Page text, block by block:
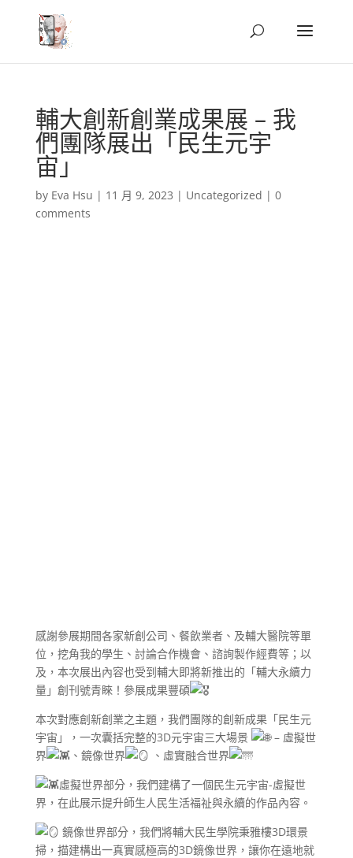
輔大創新創業成果展 – 我
們團隊展出「民生元宇
宙」
by Eva Hsu | 11 月 9, 2023 | Uncategorized | 0
comments
感謝參展期間各家新創公司、餐飲業者、及輔大醫院等單
位，挖角我的學生、討論合作機會、諮詢製作經費等；以
及，本次展出內容也受到輔大即將新推出的「輔大永續力
量」創刊號青睞！參展成果豐碩
本次對應創新創業之主題，我們團隊的創新成果「民生元
宇宙」，一次囊括完整的3D元宇宙三大場景
– 虛擬世
界
、鏡像世界
、虛實融合世界
虛擬世界部分，我們建構了一個民生元宇宙-虛擬世
界，在此展示提升師生人民生活福祉與永續的作品內容。
鏡像世界部分，我們將輔大民生學院秉雅樓3D環景
掃，描建構出一真實感極高的3D鏡像世界，讓你在遠地就